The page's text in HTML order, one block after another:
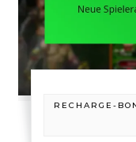
RECHARGE-